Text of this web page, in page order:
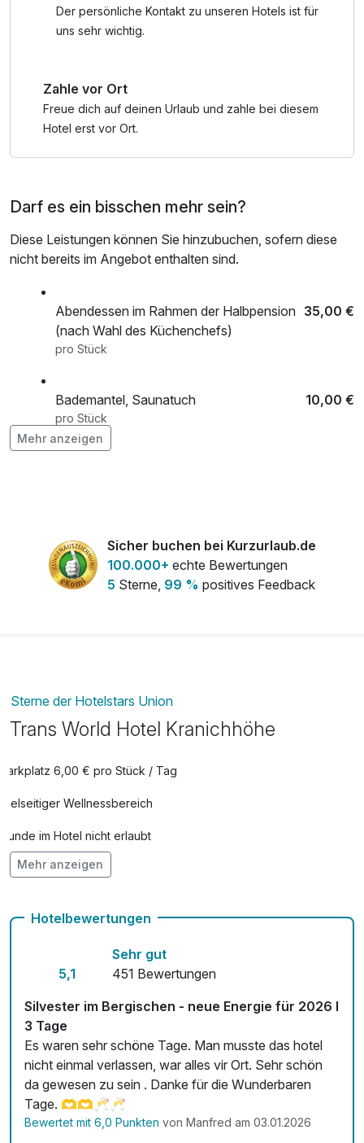
Der persönliche Kontakt zu unseren Hotels ist für
uns sehr wichtig.
Zahle vor Ort
Freue dich auf deinen Urlaub und zahle bei diesem
Hotel erst vor Ort.
Darf es ein bisschen mehr sein?
Diese Leistungen können Sie hinzubuchen, sofern diese
nicht bereits im Angebot enthalten sind.
Abendessen im Rahmen der Halbpension
(nach Wahl des Küchenchefs)
35,00 €
pro Stück
Bademantel, Saunatuch 10,00 €
pro Stück
Flasche Rotwein
Flasche Weisswein 26,50 €
pro Stück
Mehr anzeigen
Sicher buchen bei Kurzurlaub.de
100.000+ echte Bewertungen
5 Sterne, 99 % positives Feedback
Sterne der Hotelstars Union
Trans World Hotel Kranichhöhe
Parkplatz 6,00 € pro Stück / Tag
Vielseitiger Wellnessbereich
Hunde im Hotel nicht erlaubt
Check-out bis 12 Uhr
Fitnessgeräte stehen bereit
Kostenloses W-LAN
Zimmerservice verfügbar
Mit Hotelbar
Mehr anzeigen
Hotelbewertungen
5,1
Sehr gut
451 Bewertungen
Silvester im Bergischen - neue Energie für 2026 l
3 Tage
Es waren sehr schöne Tage. Man musste das hotel
nicht einmal verlassen, war alles vir Ort. Sehr schön
da gewesen zu sein . Danke für die Wunderbaren
Tage. 🫶🫶🥂🥂
Bewertet mit 6,0 Punkten von Manfred am 03.01.2026